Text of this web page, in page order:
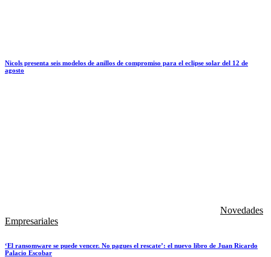
Nicols presenta seis modelos de anillos de compromiso para el eclipse solar del 12 de
agosto
Novedades
Empresariales
‘El ransomware se puede vencer. No pagues el rescate’: el nuevo libro de Juan Ricardo
Palacio Escobar